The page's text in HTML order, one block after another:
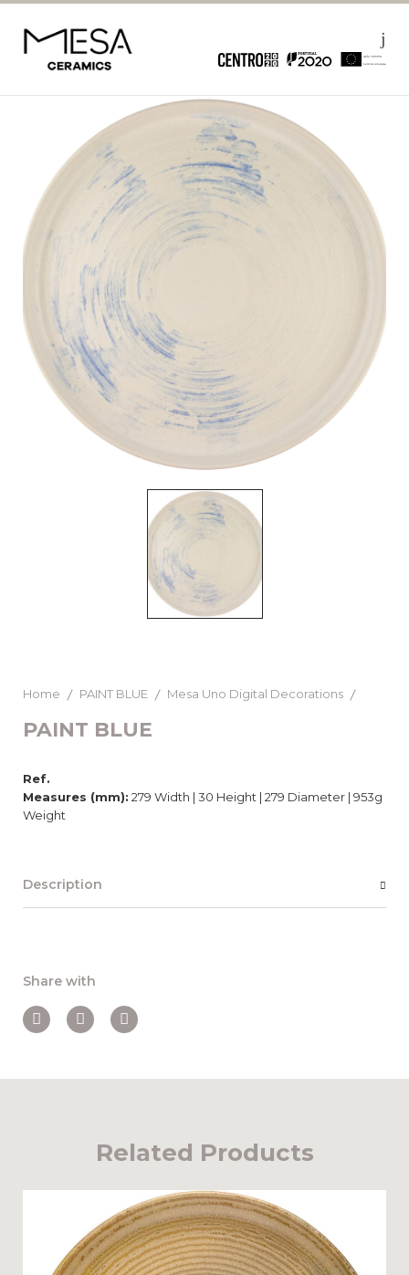
Home PAINT BLUE Mesa Uno Digital Decorations
PAINT BLUE
Ref.
Measures (mm): 279 Width | 30 Height | 279 Diameter | 953g
Weight
Description
Share with
Related Products